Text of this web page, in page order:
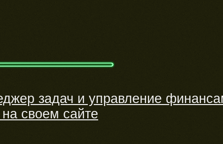
задач и управление
своем сайте